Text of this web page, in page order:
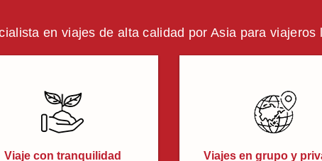
en viajes de alta calidad por Asia para viajeros
Viaje con tranquilidad Viajes en grupo y